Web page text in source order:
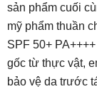
sản phẩm cuối
mỹ phẩm thuần
SPF 50+
gốc từ thực vật,
bảo vệ da trước